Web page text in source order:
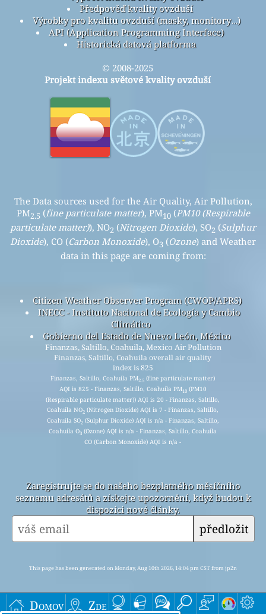
Domov Zde
Předpověď kvality ovzduší
Výrobky pro kvalitu ovzduší (masky, monitory…)
API (Application Programming Interface)
Historická datová platforma
© 2008-2025
Projekt indexu světové kvality ovzduší
The Data sources used for the Air Quality, Air Pollution,
PM2.5 (fine particulate matter), PM10(PM10 (Respirable
particulate matter)), NO2 (Nitrogen Dioxide), SO2 (Sulphur
Dioxide), CO (Carbon Monoxide), O3 (Ozone) and Weather
data in this page are coming from:
Citizen Weather Observer Program (CWOP/APRS)
INECC - Instituto Nacional de Ecología y Cambio
Climático
Gobierno del Estado de Nuevo León, México
Finanzas, Saltillo, Coahuila, Mexico Air Pollution
Finanzas, Saltillo, Coahuila overall air quality
index is 825
Finanzas, Saltillo, Coahuila PM2.5 (fine particulate matter)
AQI is 825 - Finanzas, Saltillo, Coahuila PM10(PM10
(Respirable particulate matter)) AQI is 20 - Finanzas, Saltillo,
Coahuila NO2 (Nitrogen Dioxide) AQI is 7 - Finanzas, Saltillo,
Coahuila SO2(Sulphur Dioxide) AQI is n/a - Finanzas, Saltillo,
Coahuila O3 (Ozone) AQI is n/a - Finanzas, Saltillo, Coahuila
CO (Carbon Monoxide) AQI is n/a -
Zaregistrujte se do našeho bezplatného měsíčního
seznamu adresátů a získejte upozornění, když budou k
dispozici nové články.
předložit
This page has been generated on Monday, Aug 10th 2026, 14:04 pm CST from jp2n